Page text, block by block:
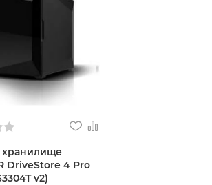
хранилище
DriveStore 4 Pro
v2)